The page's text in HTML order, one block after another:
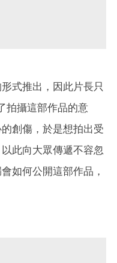
式推出，因此片長只
拍攝這部作品的意
創傷，於是想拍出受
此向大眾傳遞不容忽
如何公開這部作品，